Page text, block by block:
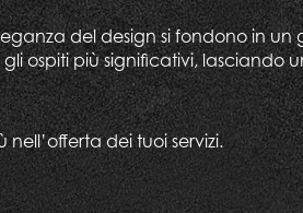
del design si fondono in un
ospiti più significativi, lasciando
dei tuoi servizi.